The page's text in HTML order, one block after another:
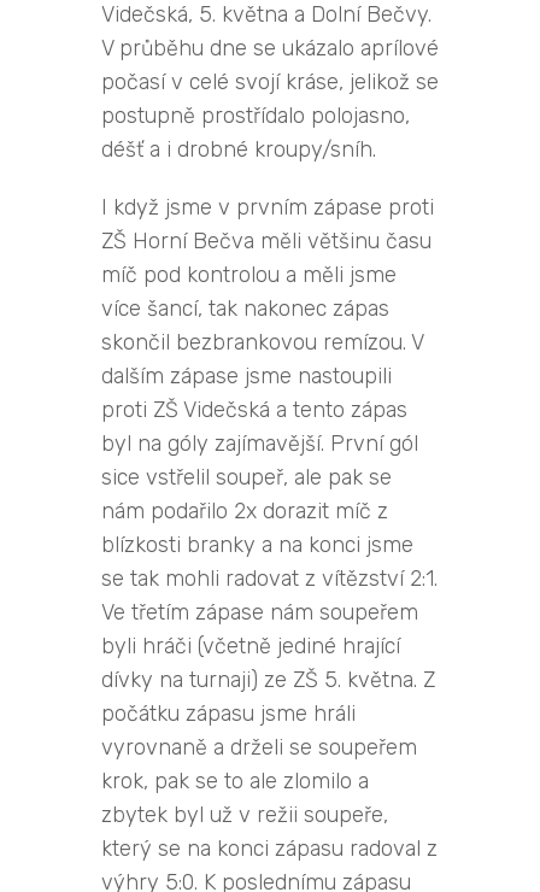
Videčská, 5. května a Dolní Bečvy.
V průběhu dne se ukázalo aprílové
počasí v celé svojí kráse, jelikož se
postupně prostřídalo polojasno,
déšť a i drobné kroupy/sníh.
I když jsme v prvním zápase proti
ZŠ Horní Bečva měli většinu času
míč pod kontrolou a měli jsme
více šancí, tak nakonec zápas
skončil bezbrankovou remízou. V
dalším zápase jsme nastoupili
proti ZŠ Videčská a tento zápas
byl na góly zajímavější. První gól
sice vstřelil soupeř, ale pak se
nám podařilo 2x dorazit míč z
blízkosti branky a na konci jsme
se tak mohli radovat z vítězství 2:1.
Ve třetím zápase nám soupeřem
byli hráči (včetně jediné hrající
dívky na turnaji) ze ZŠ 5. května. Z
počátku zápasu jsme hráli
vyrovnaně a drželi se soupeřem
krok, pak se to ale zlomilo a
zbytek byl už v režii soupeře,
který se na konci zápasu radoval z
výhry 5:0. K poslednímu zápasu